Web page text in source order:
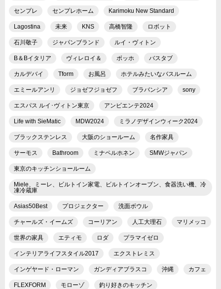
センプレ センプレホーム Karimoku New Standard
Lagostina 未来 KNS 高橋智隆 ロボット
石川敬子 ジャパンブランド ルイ・ヴィトン
B＆Bイタリア ヴィレロイ＆ ボッホ バスタブ
カルデバイ Tform お風呂 ホテルみたいなバスルーム
エミールアンリ ジョゼフジョゼフ ブラバンシア sony
エスパス ルイ･ヴィトン東京 アンビエンテ2024
Life with SieMatic MDW2024 ミラノデザインウィーク2024
ブラックステンレス 大阪のショールーム 名作家具
サーモス Bathroom ミナペルホネン SMWジャパン
東京のキッチンショールーム
Miele、ミーレ、ビルトイン家電、ビルトインオーブン、食器洗い機、冷
凍冷蔵庫
Asias50Best プロジェクター 洗面ボウル
チャールズ・イームズ コーリアン 人工大理石 マリメッコ
世界の家具 エティモ ロダ プラマイゼロ
インテリアライフスタイル2017 エクストレミス
インゲヤード・ローマン ガンディアブラスコ 沖縄 カフェ
FLEXFORM モローゾ 釣り好きのキッチン